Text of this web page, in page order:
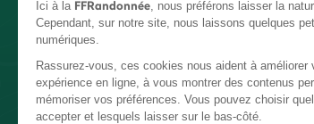
Ici à la FFRandonnée, nous préférons laisser la
Cependant, sur notre site, nous laissons quelques
numériques.
Rassurez-vous, ces cookies nous aident à améliorer
expérience en ligne, à vous montrer des contenus
mémoriser vos préférences. Vous pouvez choisir
accepter et lesquels laisser sur le bas-côté.